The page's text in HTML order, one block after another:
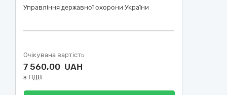
Управління державної охорони України
Очікувана вартість
7 560,00 UAH
з ПДВ